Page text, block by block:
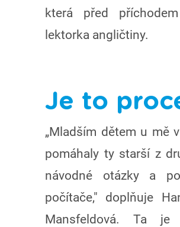
která před
lektorka angličtiny.
Je to
„Mladším dětem u mě
pomáhaly ty starší z
návodné otázky a
počítače," doplňuje
Mansfeldová. Ta